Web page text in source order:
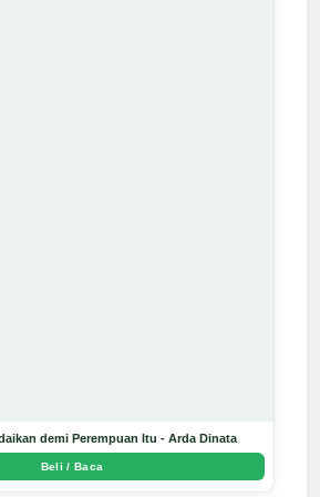
demi Perempuan Itu - Arda Dinata
Beli / Baca